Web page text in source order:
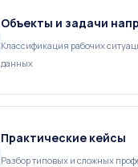
Объекты и задачи
Классификация рабочих
данных
Практические кейсы
Разбор типовых и сложных